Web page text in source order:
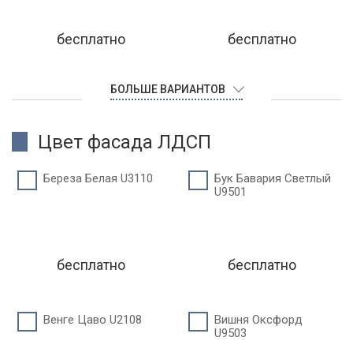
бесплатно бесплатно
БОЛЬШЕ ВАРИАНТОВ
Цвет фасада ЛДСП
Береза Белая U3110
бесплатно
Бук Бавария Светлый
U9501
бесплатно
Венге Цаво U2108
Вишня Оксфорд
U9503